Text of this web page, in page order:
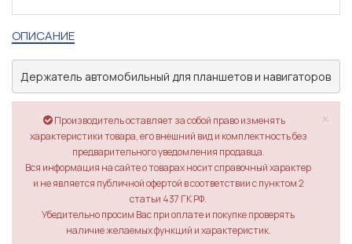
ОПИСАНИЕ
Держатель автомобильный для планшетов и навигаторов
×
Производитель оставляет за собой право изменять
характеристики товара, его внешний вид и комплектность без
предварительного уведомления продавца.
Вся информация на сайте о товарах носит справочный характер
и не является публичной офертой в соответствии с пунктом 2
статьи 437 ГК РФ.
Убедительно просим Вас при оплате и покупке проверять
наличие желаемых функций и характеристик.